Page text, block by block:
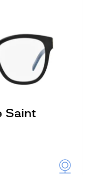
Saint